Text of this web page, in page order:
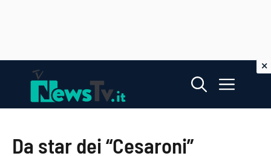
contenuto
Menu
Da star dei “Cesaroni”